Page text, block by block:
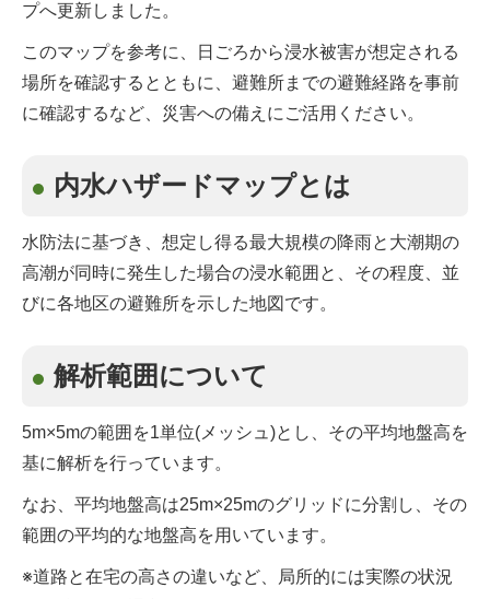
プへ更新しました。
このマップを参考に、日ごろから浸水被害が想定される
場所を確認するとともに、避難所までの避難経路を事前
に確認するなど、災害への備えにご活用ください。
内水ハザードマップとは
水防法に基づき、想定し得る最大規模の降雨と大潮期の
高潮が同時に発生した場合の浸水範囲と、その程度、並
びに各地区の避難所を示した地図です。
解析範囲について
5m×5mの範囲を1単位(メッシュ)とし、その平均地盤高を
基に解析を行っています。
なお、平均地盤高は25m×25mのグリッドに分割し、その
範囲の平均的な地盤高を用いています。
※道路と在宅の高さの違いなど、局所的には実際の状況